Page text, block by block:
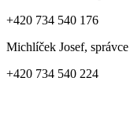
+420 734 540 176
Michlíček Josef, správce
+420 734 540 224